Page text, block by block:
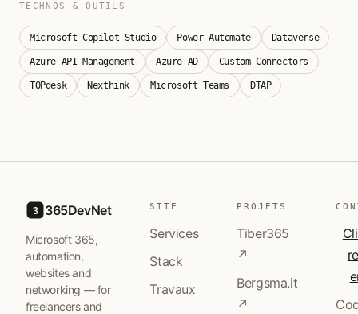
TECHNOS & OUTILS
Microsoft Copilot Studio Power Automate Dataverse
Azure API Management Azure AD Custom Connectors
TOPdesk Nexthink Microsoft Teams DTAP
3 365DevNet
Microsoft 365,
automation,
websites and
networking — for
freelancers and
SITE
Services
Stack
Travaux
PROJETS
Tiber365
↗
Bergsma.it
↗